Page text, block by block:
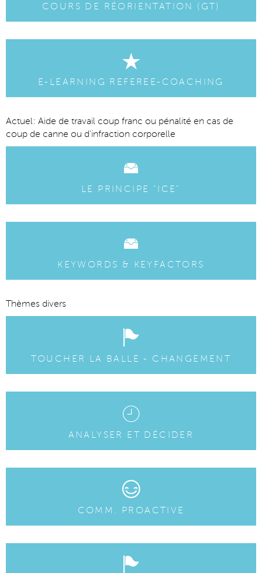
COURS DE RÉORIENTATION (GT)
E-LEARNING REFEREE-COACHING
Actuel: Aide de travail coup franc ou pénalité en cas de
coup de canne ou d'infraction corporelle
LE PRINCIPE "ICE"
KEYWORDS & KEYFACTORS
Thèmes divers
TOUCHER LA BALLE - CHANGEMENT
ANALYSER ET DÉCIDER
COMM. PROACTIVE